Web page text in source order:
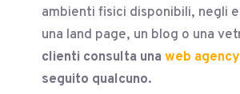
ambienti fisici disponibili, negli
una land page, un blog o una
clienti consulta una web agency
seguito qualcuno.